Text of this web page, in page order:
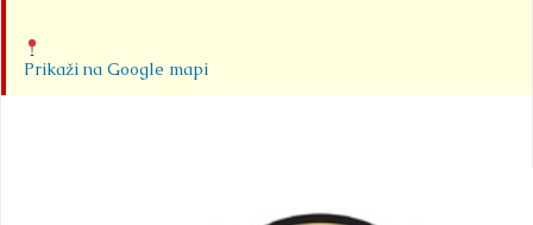
Prikaži na Google mapi